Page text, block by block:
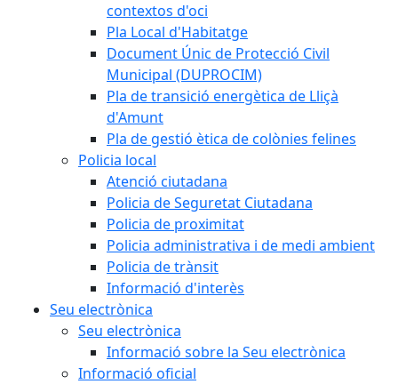
contextos d'oci
Pla Local d'Habitatge
Document Únic de Protecció Civil
Municipal (DUPROCIM)
Pla de transició energètica de Lliçà
d'Amunt
Pla de gestió ètica de colònies felines
Policia local
Atenció ciutadana
Policia de Seguretat Ciutadana
Policia de proximitat
Policia administrativa i de medi ambient
Policia de trànsit
Informació d'interès
Seu electrònica
Seu electrònica
Informació sobre la Seu electrònica
Informació oficial